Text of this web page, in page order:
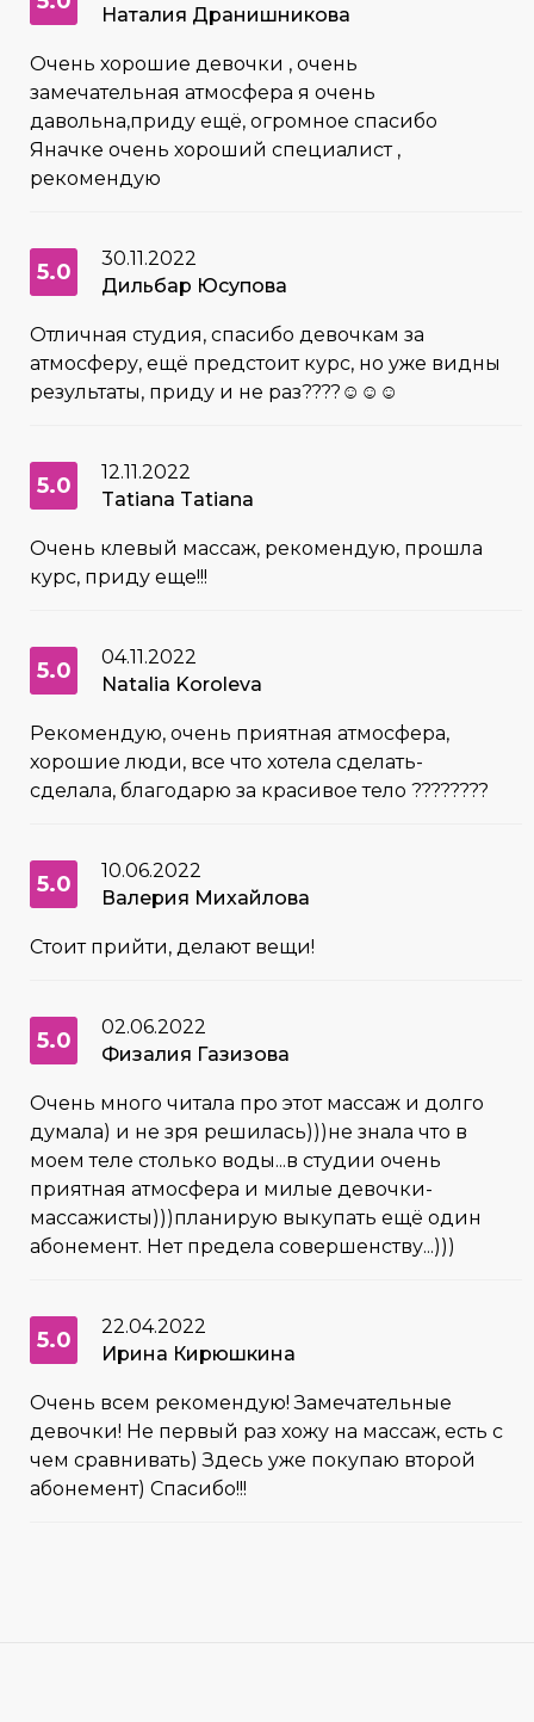
Наталия Дранишникова
Очень хорошие девочки , очень
замечательная атмосфера я очень
давольна,приду ещё, огромное спасибо
Яначке очень хороший специалист ,
рекомендую
5.0
30.11.2022
Дильбар Юсупова
Отличная студия, спасибо девочкам за
атмосферу, ещё предстоит курс, но уже видны
результаты, приду и не раз????☺☺☺
5.0
12.11.2022
Tatiana Tatiana
Очень клевый массаж, рекомендую, прошла
курс, приду еще!!!
5.0
04.11.2022
Natalia Koroleva
Рекомендую, очень приятная атмосфера,
хорошие люди, все что хотела сделать-
сделала, благодарю за красивое тело ????????
5.0
10.06.2022
Валерия Михайлова
Стоит прийти, делают вещи!
5.0
02.06.2022
Физалия Газизова
Очень много читала про этот массаж и долго
думала) и не зря решилась)))не знала что в
моем теле столько воды...в студии очень
приятная атмосфера и милые девочки-
массажисты)))планирую выкупать ещё один
абонемент. Нет предела совершенству...)))
5.0
22.04.2022
Ирина Кирюшкина
Очень всем рекомендую! Замечательные
девочки! Не первый раз хожу на массаж, есть с
чем сравнивать) Здесь уже покупаю второй
абонемент) Спасибо!!!